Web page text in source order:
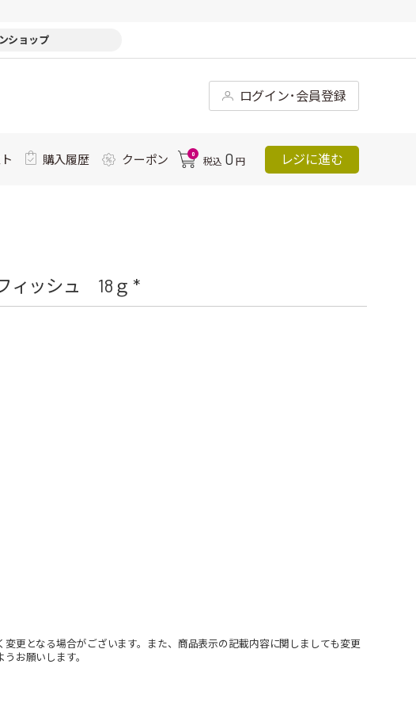
ショップ
ログイン･会員登録
購入履歴 クーポン 0
税込 0 円 レジに進む
ィッシュ 18ｇ *
更となる場合がございます。また、商品表示の記載内容に関しましても変更
お願いします。